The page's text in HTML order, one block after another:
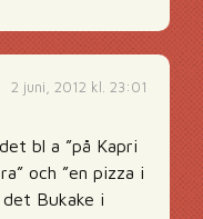
2 juni, 2012 kl. 23:01
bl a ”på Kapri
och ”en pizza i
det Bukake i